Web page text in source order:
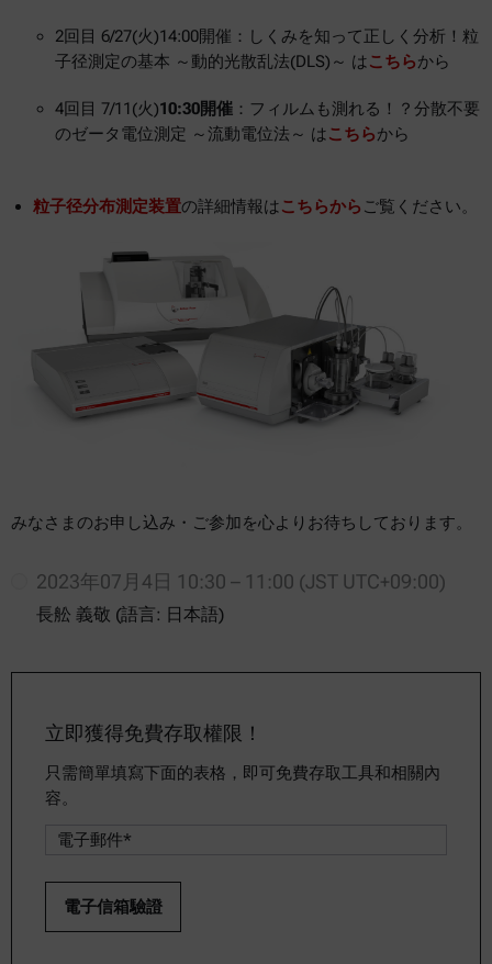
2回目 6/27(火)14:00開催：しくみを知って正しく分析！粒
子径測定の基本 ～動的光散乱法(DLS)～ はこちらから
4回目 7/11(火)10:30開催 ：フィルムも測れる！？分散不要
のゼータ電位測定 ～流動電位法～ はこちらから
粒子径分布測定装置の詳細情報はこちらから ご覧ください。
みなさまのお申し込み・ご参加を心よりお待ちしております。
2023年07月4日 10:30 – 11:00 (JST UTC+09:00)
長舩 義敬 (語言: 日本語)
立即獲得免費存取權限！
只需簡單填寫下面的表格，即可免費存取工具和相關內
容。